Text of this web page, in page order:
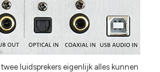
luidsprekers eigenlijk alles kunnen